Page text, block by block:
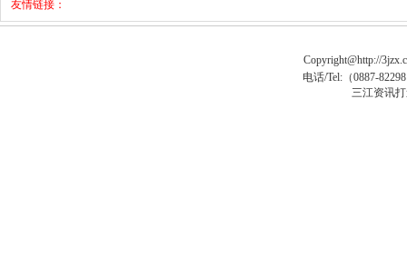
友情链接：
Copyright@http://
电话/Tel:（0887-
三江资讯